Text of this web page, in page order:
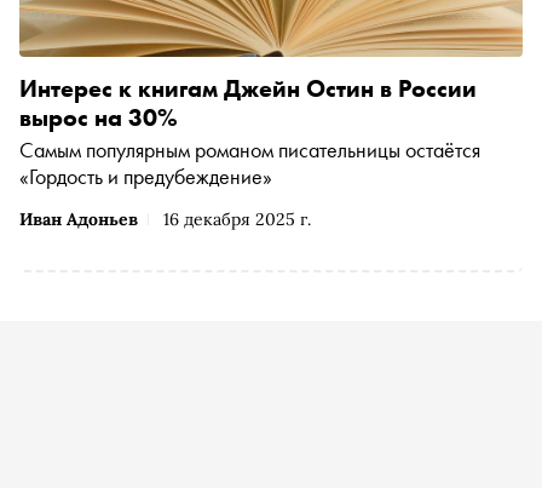
Иван Адоньев 16 декабря 2025 г.
Интерес к книгам Джейн Остин в России
вырос на 30%
Самым популярным романом писательницы остаётся
«Гордость и предубеждение»